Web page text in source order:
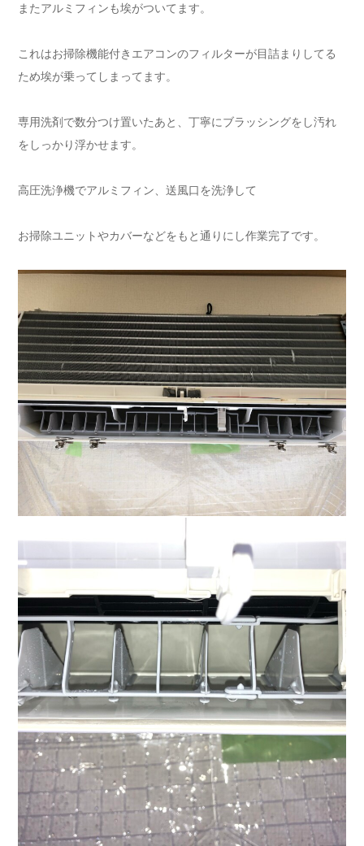
またアルミフィンも埃がついてます。
これはお掃除機能付きエアコンのフィルターが目詰まりしてる
ため埃が乗ってしまってます。
専用洗剤で数分つけ置いたあと、丁寧にブラッシングをし汚れ
をしっかり浮かせます。
高圧洗浄機でアルミフィン、送風口を洗浄して
お掃除ユニットやカバーなどをもと通りにし作業完了です。